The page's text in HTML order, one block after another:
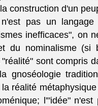
construction d'un
pas un langage
inefficaces", on
du nominalisme
sont compris
gnoséologie
réalité
l'"idée"